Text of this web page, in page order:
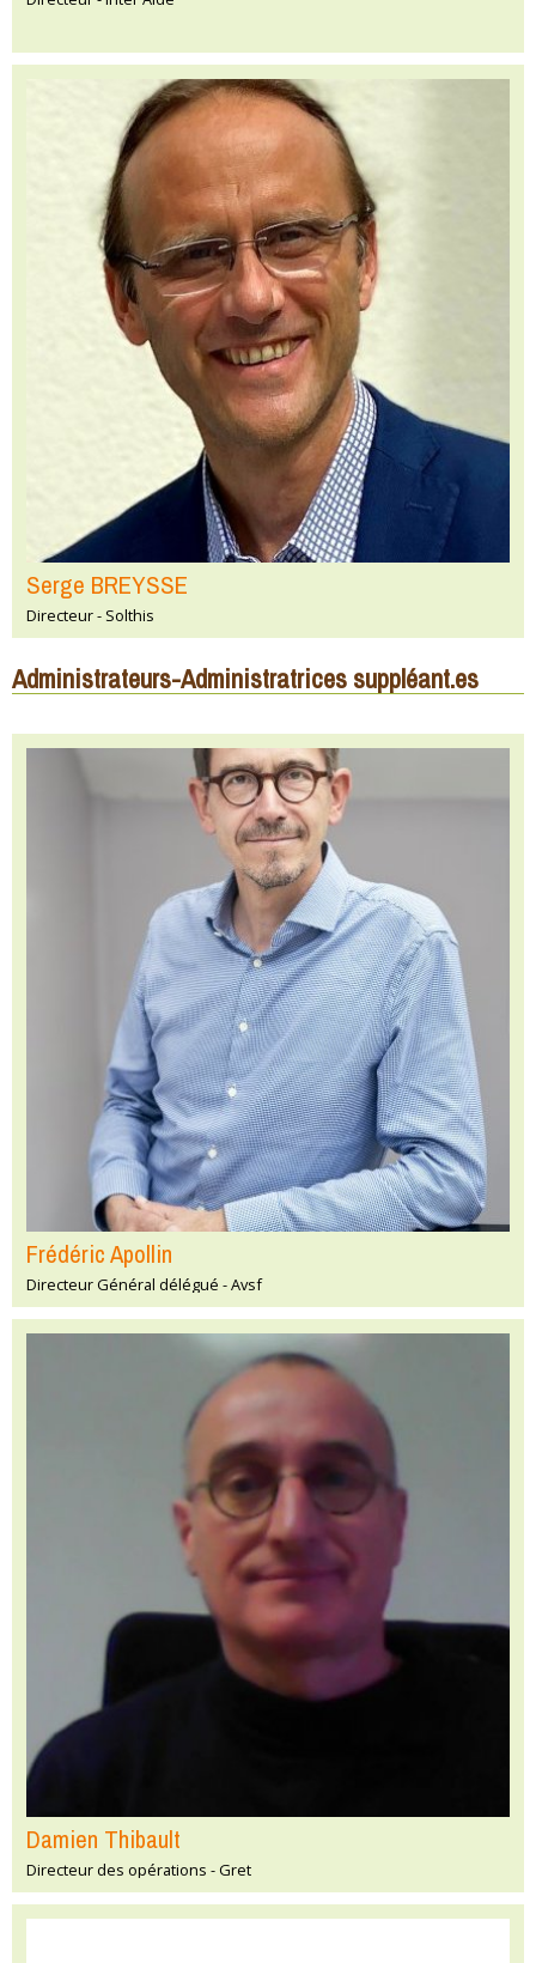
Serge BREYSSE
Directeur - Solthis
Administrateurs-Administratrices suppléant.es
Frédéric Apollin
Directeur Général délégué - Avsf
Damien Thibault
Directeur des opérations - Gret